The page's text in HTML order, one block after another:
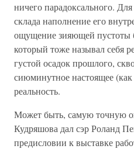
ничего парадоксального.
склада наполнение его
ощущение зияющей пустоты
который тоже называл себя
густой осадок прошлого,
сиюминутное настоящее
реальность.
Может быть, самую точную
Кудряшова дал сэр Роланд
предисловии к выставке